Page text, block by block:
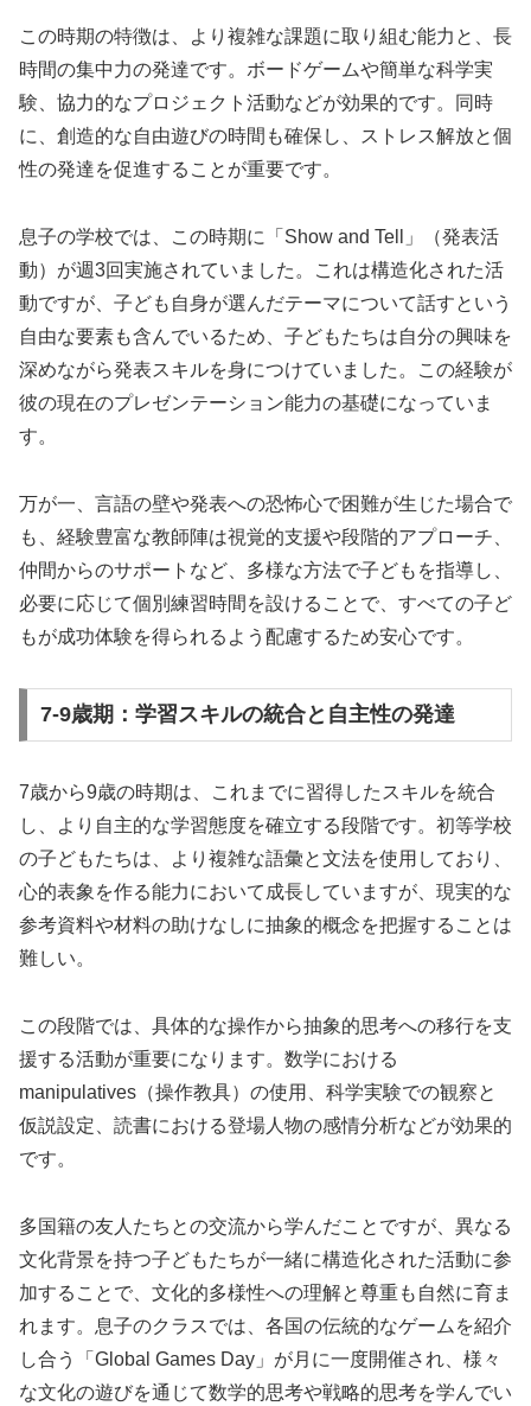
この時期の特徴は、より複雑な課題に取り組む能力と、長
時間の集中力の発達です。ボードゲームや簡単な科学実
験、協力的なプロジェクト活動などが効果的です。同時
に、創造的な自由遊びの時間も確保し、ストレス解放と個
性の発達を促進することが重要です。
息子の学校では、この時期に「Show and Tell」（発表活
動）が週3回実施されていました。これは構造化された活
動ですが、子ども自身が選んだテーマについて話すという
自由な要素も含んでいるため、子どもたちは自分の興味を
深めながら発表スキルを身につけていました。この経験が
彼の現在のプレゼンテーション能力の基礎になっていま
す。
万が一、言語の壁や発表への恐怖心で困難が生じた場合で
も、経験豊富な教師陣は視覚的支援や段階的アプローチ、
仲間からのサポートなど、多様な方法で子どもを指導し、
必要に応じて個別練習時間を設けることで、すべての子ど
もが成功体験を得られるよう配慮するため安心です。
7-9歳期：学習スキルの統合と自主性の発達
7歳から9歳の時期は、これまでに習得したスキルを統合
し、より自主的な学習態度を確立する段階です。初等学校
の子どもたちは、より複雑な語彙と文法を使用しており、
心的表象を作る能力において成長していますが、現実的な
参考資料や材料の助けなしに抽象的概念を把握することは
難しい。
この段階では、具体的な操作から抽象的思考への移行を支
援する活動が重要になります。数学における
manipulatives（操作教具）の使用、科学実験での観察と
仮説設定、読書における登場人物の感情分析などが効果的
です。
多国籍の友人たちとの交流から学んだことですが、異なる
文化背景を持つ子どもたちが一緒に構造化された活動に参
加することで、文化的多様性への理解と尊重も自然に育ま
れます。息子のクラスでは、各国の伝統的なゲームを紹介
し合う「Global Games Day」が月に一度開催され、様々
な文化の遊びを通じて数学的思考や戦略的思考を学んでい